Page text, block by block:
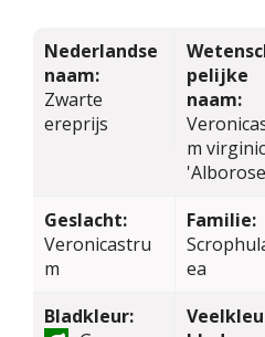
Nederlandse
naam:
Zwarte
ereprijs
pelijke
naam:
m
Geslacht:
Veronicastru
m
Familie:
ea
Bladkleur: